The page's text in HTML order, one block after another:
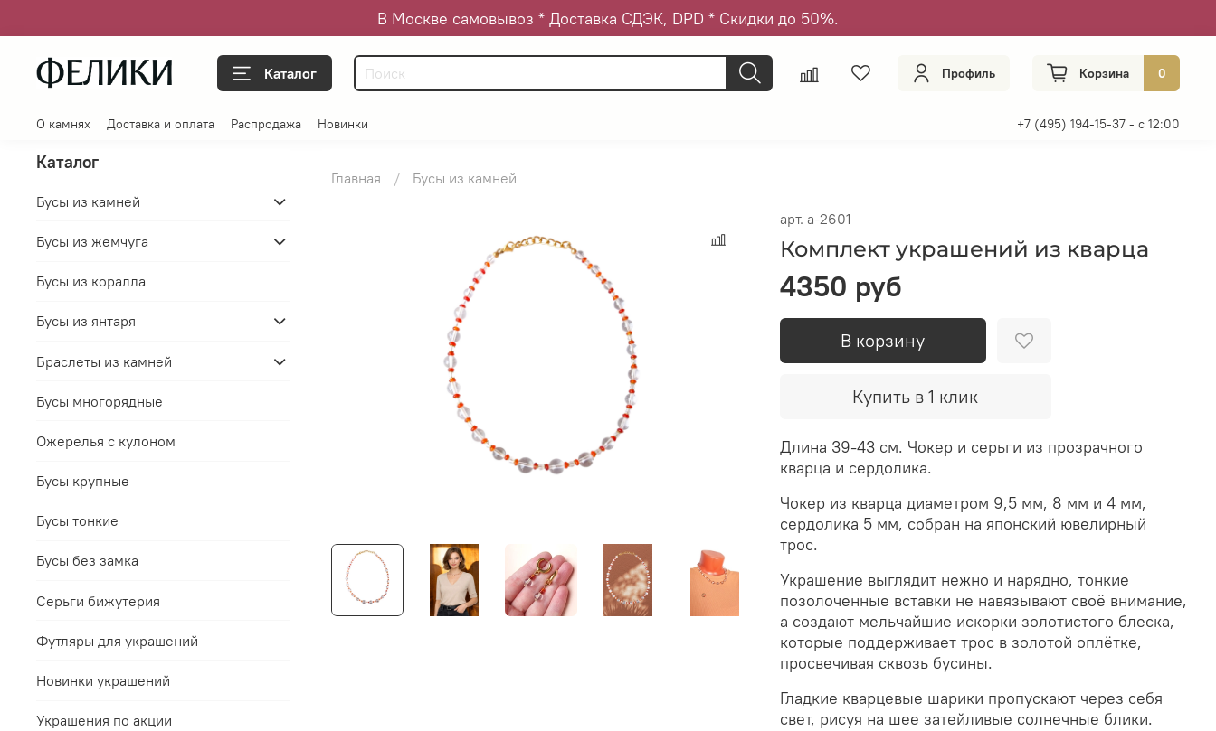
В Москве самовывоз * Доставка СДЭК, DPD * Скидки до 50%.
Каталог Профиль Корзина 0
О камнях Доставка и оплата Распродажа Новинки +7 (495) 194-15-37 - с 12:00
Главная Бусы из камней
арт. а-2601
Комплект украшений из кварца
4350 руб
В корзину
Купить в 1 клик
Длина 39-43 см. Чокер и серьги из прозрачного
кварца и сердолика.
Чокер из кварца диаметром 9,5 мм, 8 мм и 4 мм,
сердолика 5 мм, собран на японский ювелирный
трос.
Украшение выглядит нежно и нарядно, тонкие
позолоченные вставки не навязывают своё внимание,
а создают мельчайшие искорки золотистого блеска,
которые поддерживает трос в золотой оплётке,
просвечивая сквозь бусины.
Гладкие кварцевые шарики пропускают через себя
свет, рисуя на шее затейливые солнечные блики.
Каталог
Бусы из камней
Бусы из жемчуга
Бусы из коралла
Бусы из янтаря
Браслеты из камней
Бусы многорядные
Ожерелья с кулоном
Бусы крупные
Бусы тонкие
Бусы без замка
Серьги бижутерия
Футляры для украшений
Новинки украшений
Украшения по акции